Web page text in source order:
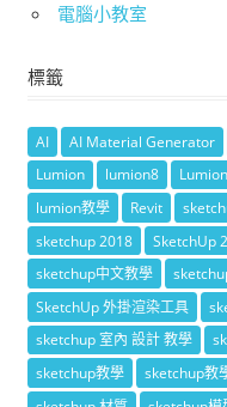
電腦小教室
標籤
AI AI Material Generator
Lumion
lumion8
lumion教學
Revit
sketchup 2018
SketchUp
sketchup中文教學
SketchUp 外掛渲染工具
sketchup 室內 設計 教學
sketchup教學
sketchup教